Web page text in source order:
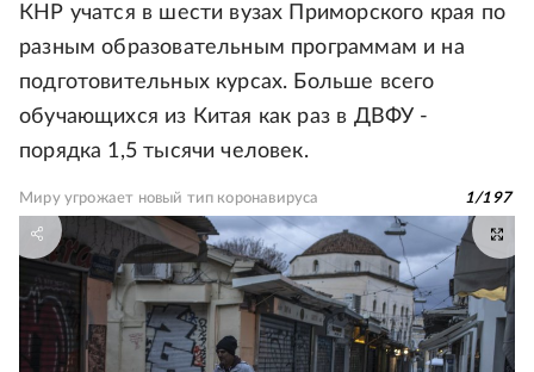
КНР учатся в шести вузах Приморского края по
разным образовательным программам и на
подготовительных курсах. Больше всего
обучающихся из Китая как раз в ДВФУ -
порядка 1,5 тысячи человек.
Миру угрожает новый тип коронавируса 1/197